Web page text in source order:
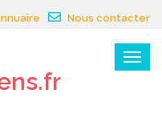
Nous contacter
Menu